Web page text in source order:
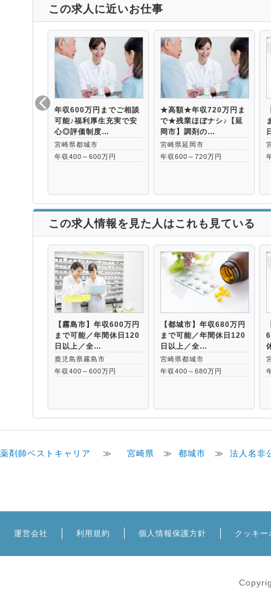
この求人に近いお仕事
年収600万円までご相談
可能♪福利厚生充実で安
心◎評価制度…
宮崎県都城市
年収400～600万円
★高額★年収720万円ま
で★残業ほぼナシ♪【延
岡市】調剤の…
宮崎県延岡市
年収600～720万円
この求人情報を見た人はこれも見ている
【霧島市】年収600万円
まで可能／年間休日120
日以上／全…
鹿児島県霧島市
年収400～600万円
【都城市】年収680万円
まで可能／年間休日120
日以上／全…
宮崎県都城市
年収400～680万円
薬剤師ベストキャリア ≫ 宮崎県 ≫ 都城市 ≫ 法人名非
運営会社 利用規約 個人情報保護方針 クッキー